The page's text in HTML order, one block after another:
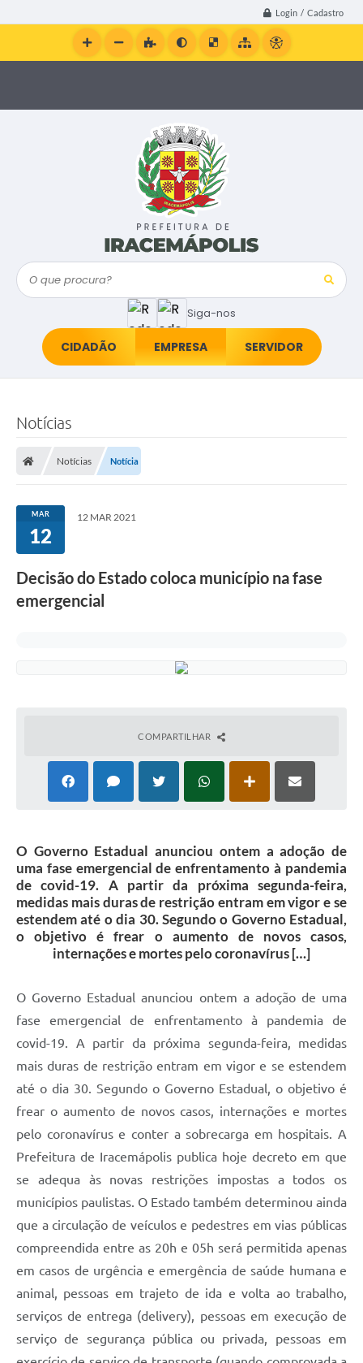
Login / Cadastro
Siga-nos
O que procura?
CIDADÃO EMPRESA SERVIDOR
Notícias
Notícias Notícia
MAR
12
12 MAR 2021
Decisão do Estado coloca município na fase
emergencial
COMPARTILHAR
O Governo Estadual anunciou ontem a adoção de
uma fase emergencial de enfrentamento à pandemia
de covid-19. A partir da próxima segunda-feira,
medidas mais duras de restrição entram em vigor e se
estendem até o dia 30. Segundo o Governo Estadual,
o objetivo é frear o aumento de novos casos,
internações e mortes pelo coronavírus […]
O Governo Estadual anunciou ontem a adoção de uma
fase emergencial de enfrentamento à pandemia de
covid-19. A partir da próxima segunda-feira, medidas
mais duras de restrição entram em vigor e se estendem
até o dia 30. Segundo o Governo Estadual, o objetivo é
frear o aumento de novos casos, internações e mortes
pelo coronavírus e conter a sobrecarga em hospitais. A
Prefeitura de Iracemápolis publica hoje decreto em que
se adequa às novas restrições impostas a todos os
municípios paulistas. O Estado também determinou ainda
que a circulação de veículos e pedestres em vias públicas
compreendida entre as 20h e 05h será permitida apenas
em casos de urgência e emergência de saúde humana e
animal, pessoas em trajeto de ida e volta ao trabalho,
serviços de entrega (delivery), pessoas em execução de
serviço de segurança pública ou privada, pessoas em